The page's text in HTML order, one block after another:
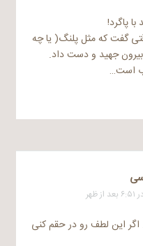
پاگرد!
گفت که مثل پلنگ( یا چه
جهید و دست داد.
است…
اگر این لطف رو در حقم کنی